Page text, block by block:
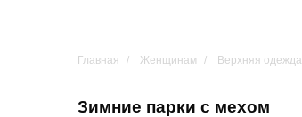
Главная Женщинам Верхняя одежда
Зимние парки с мехом